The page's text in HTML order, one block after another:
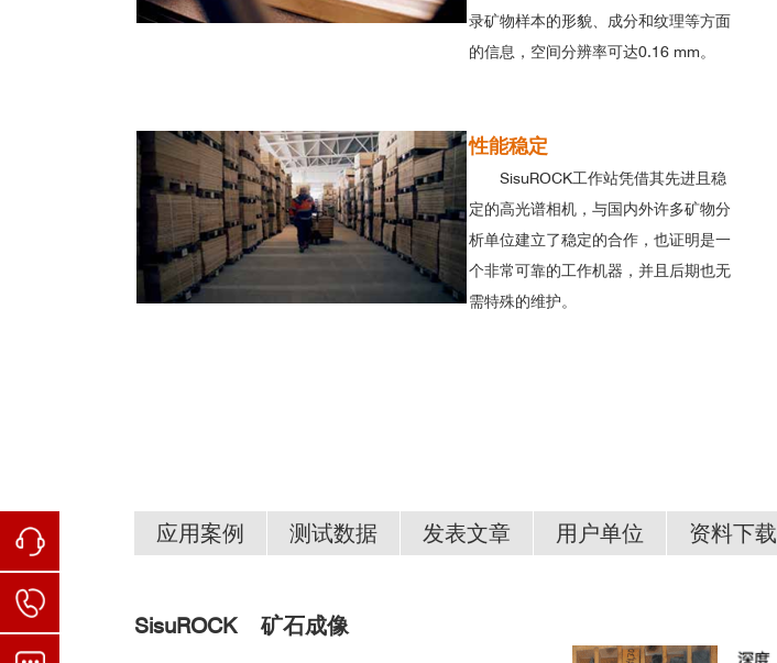
录矿物样本的形貌、成分和纹理等方面
的信息，空间分辨率可达0.16 mm。
性能稳定
SisuROCK工作站凭借其先进且稳
定的高光谱相机，与国内外许多矿物分
析单位建立了稳定的合作，也证明是一
个非常可靠的工作机器，并且后期也无
需特殊的维护。
应用案例 测试数据 发表文章 用户单位 资料下载
SisuROCK 矿石成像